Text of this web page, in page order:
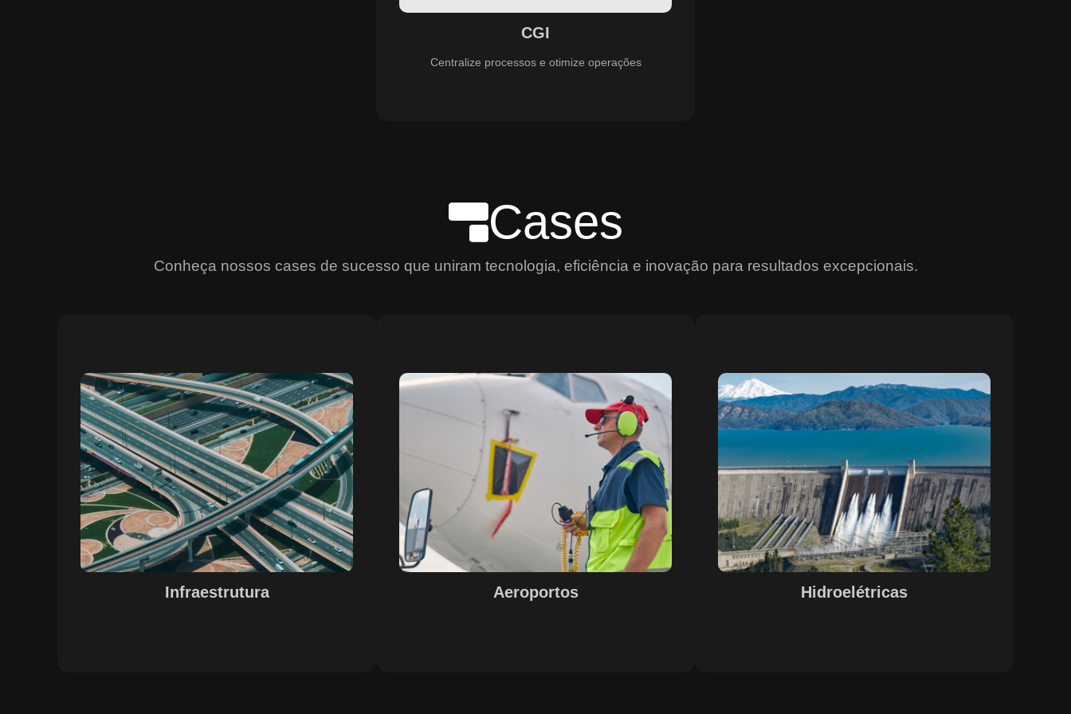
CGI
Centralize processos e otimize operações
Cases
Conheça nossos cases de sucesso que uniram tecnologia, eficiência e inovação para resultados excepcionais.
Infraestrutura
Sobre o Case Infraestrutura
A parceria no gerenciamento de infraestruturas urbanas
destacou a capacidade da SETE em personalizar
soluções tecnológicas para gestão pública. Com o apoio
do Regente e ferramentas de geoprocessamento,
sistemas foram desenvolvidos para o gerenciamento de
pavimentações, áreas verdes e redes de drenagem,
permitindo maior eficiência, controle e precisão na
execução das operações.
Aeroportos
Sobre o Case Aeroportos
A parceria entre SECURITY, EPS, Juiz de Fora e SETE,
com o suporte do Maestro, trouxe soluções inovadoras
para o sucesso na gestão e operação de aeroportos. A
implementação de tecnologias avançadas garantiu
eficiência e excelência nos resultados, com destaque
para o controle de acesso, limpeza e conservação,
segurança e otimização de processos operacionais. A
digitalização e automação de processos internos
proporcionaram agilidade e precisão nas operações.
Hidroelétricas
Sobre o Case Hidroelétricas
A parceria entre a EPS e a SETE, com o suporte do
Maestro, otimizou o controle de pessoal, documentação
e evidências de processos nas operações de
hidrelétricas. A centralização das informações e a
automação de processos garantiram uma gestão
integrada e eficiente, alinhada às necessidades do setor.
A solução proporcionou maior visibilidade, conformidade
legal e agilidade na gestão de recursos humanos e
operações, promovendo um ambiente de trabalho mais
estruturado e funcional.